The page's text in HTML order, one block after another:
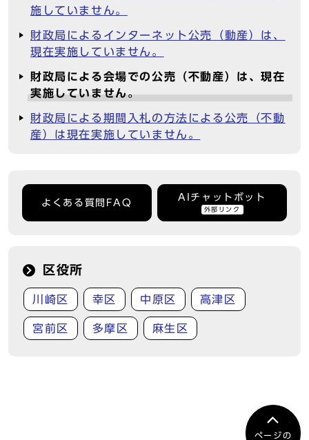
施していません。
財政局によるインターネット公売（動産）は、
現在実施していません。
財政局による会場での公売（不動産）は、現在
実施していません。
財政局による期間入札の方法による公売（不動
産）は現在実施していません。
よくある質問FAQ
AIチャットボット
外部リンク
区役所
川崎区 幸区 中原区 高津区
宮前区 多摩区 麻生区
ページの